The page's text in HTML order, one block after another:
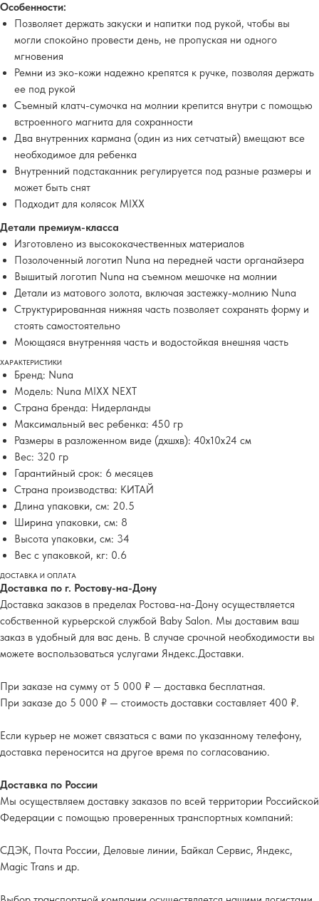
Особенности:
Позволяет держать закуски и напитки под рукой, чтобы вы
могли спокойно провести день, не пропуская ни одного
мгновения
Ремни из эко-кожи надежно крепятся к ручке, позволяя держать
ее под рукой
Съемный клатч-сумочка на молнии крепится внутри с помощью
встроенного магнита для сохранности
Два внутренних кармана (один из них сетчатый) вмещают все
необходимое для ребенка
Внутренний подстаканник регулируется под разные размеры и
может быть снят
Подходит для колясок MIXX
Детали премиум-класса
Изготовлено из высококачественных материалов
Позолоченный логотип Nuna на передней части органайзера
Вышитый логотип Nuna на съемном мешочке на молнии
Детали из матового золота, включая застежку-молнию Nuna
Структурированная нижняя часть позволяет сохранять форму и
стоять самостоятельно
Моющаяся внутренняя часть и водостойкая внешняя часть
ХАРАКТЕРИСТИКИ
Бренд: Nuna
Модель: Nuna MIXX NEXT
Страна бренда: Нидерланды
Максимальный вес ребенка: 450 гр
Размеры в разложенном виде (дхшхв): 40x10x24 см
Вес: 320 гр
Гарантийный срок: 6 месяцев
Страна производства: КИТАЙ
Длина упаковки, см: 20.5
Ширина упаковки, см: 8
Высота упаковки, см: 34
Вес с упаковкой, кг: 0.6
ДОСТАВКА И ОПЛАТА
Доставка по г. Ростову-на-Дону
Доставка заказов в пределах Ростова-на-Дону осуществляется
собственной курьерской службой Baby Salon. Мы доставим ваш
заказ в удобный для вас день. В случае срочной необходимости вы
можете воспользоваться услугами Яндекс.Доставки.
При заказе на сумму от 5 000 ₽ — доставка бесплатная.
При заказе до 5 000 ₽ — стоимость доставки составляет 400 ₽.
Если курьер не может связаться с вами по указанному телефону,
доставка переносится на другое время по согласованию.
Доставка по России
Мы осуществляем доставку заказов по всей территории Российской
Федерации с помощью проверенных транспортных компаний:
СДЭК, Почта России, Деловые линии, Байкал Сервис, Яндекс,
Magic Trans и др.